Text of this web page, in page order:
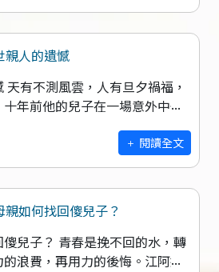
親人的遺憾
有不測風雲，人有旦夕禍福，
年前他的兒子在一場意外中去
閱讀全文
親如何找回傻兒子？
兒子？ 青春是挽不回的水，轉
浪費，再用力的後悔。江阿姨